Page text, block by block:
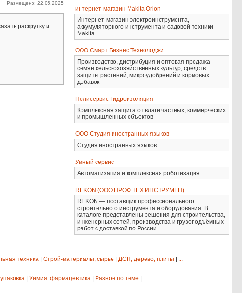
Размещено: 22.05.2025
раскрутку и
интернет-магазин Makita Orion
Интернет-магазин электроинструмента,
аккумуляторного инструмента и садовой техники
Makita
ООО Смарт Бизнес Технолоджи
Производство, дистрибуция и оптовая продажа
семян сельскохозяйственных культур, средств
защиты растений, микроудобрений и кормовых
добавок
Полисервис Гидроизоляция
Комплексная защита от влаги частных, коммерческих
и промышленных объектов
ООО Студия иностранных языков
Студия иностранных языков
Умный сервис
Автоматизация и комплексная роботизация
REKON (ООО ПРОФ ТЕХ ИНСТРУМЕН)
REKON — поставщик профессионального
строительного инструмента и оборудования. В
каталоге представлены решения для строительства,
инженерных сетей, производства и грузоподъёмных
работ с доставкой по России.
техника Строй-материалы, сырье ДСП, дерево, плиты
...
Химия, фармацевтика Разное по теме
...